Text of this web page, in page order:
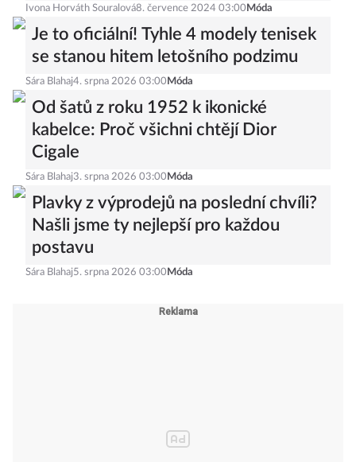
Ivona Horváth Souralová8. července 2024 03:00 Móda
Je to oficiální! Tyhle 4 modely tenisek
se stanou hitem letošního podzimu
Sára Blahaj4. srpna 2026 03:00 Móda
Od šatů z roku 1952 k ikonické
kabelce: Proč všichni chtějí Dior
Cigale
Sára Blahaj3. srpna 2026 03:00 Móda
Plavky z výprodejů na poslední chvíli?
Našli jsme ty nejlepší pro každou
postavu
Sára Blahaj5. srpna 2026 03:00 Móda